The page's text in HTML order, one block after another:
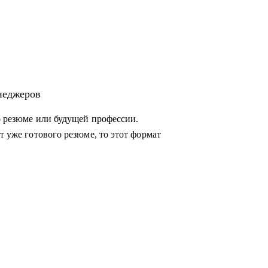
для
для достижения целей.
эффективные
командами, заказчиками и
резюме или будущей профессии.
уже готового резюме, то этот формат